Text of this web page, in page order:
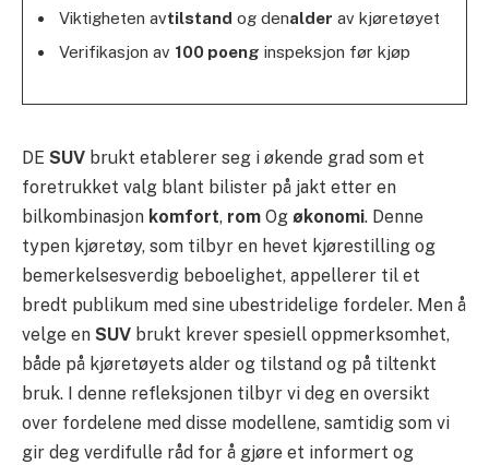
Viktigheten avtilstand og denalder av kjøretøyet
Verifikasjon av 100 poeng inspeksjon før kjøp
DE SUV brukt etablerer seg i økende grad som et
foretrukket valg blant bilister på jakt etter en
bilkombinasjon komfort, rom Og økonomi. Denne
typen kjøretøy, som tilbyr en hevet kjørestilling og
bemerkelsesverdig beboelighet, appellerer til et
bredt publikum med sine ubestridelige fordeler. Men å
velge en SUV brukt krever spesiell oppmerksomhet,
både på kjøretøyets alder og tilstand og på tiltenkt
bruk. I denne refleksjonen tilbyr vi deg en oversikt
over fordelene med disse modellene, samtidig som vi
gir deg verdifulle råd for å gjøre et informert og